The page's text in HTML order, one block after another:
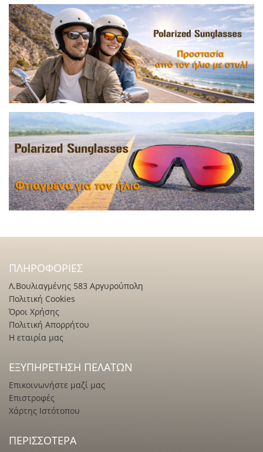
ΠΛΗΡΟΦΟΡΊΕΣ
Λ.Βουλιαγμένης 583 Αργυρούπολη
Πολιτική Cookies
Όροι Χρήσης
Πολιτική Απορρήτου
Η εταιρία μας
ΕΞΥΠΗΡΈΤΗΣΗ ΠΕΛΑΤΏΝ
Επικοινωνήστε μαζί μας
Επιστροφές
Χάρτης Ιστότοπου
ΠΕΡΙΣΣΌΤΕΡΑ